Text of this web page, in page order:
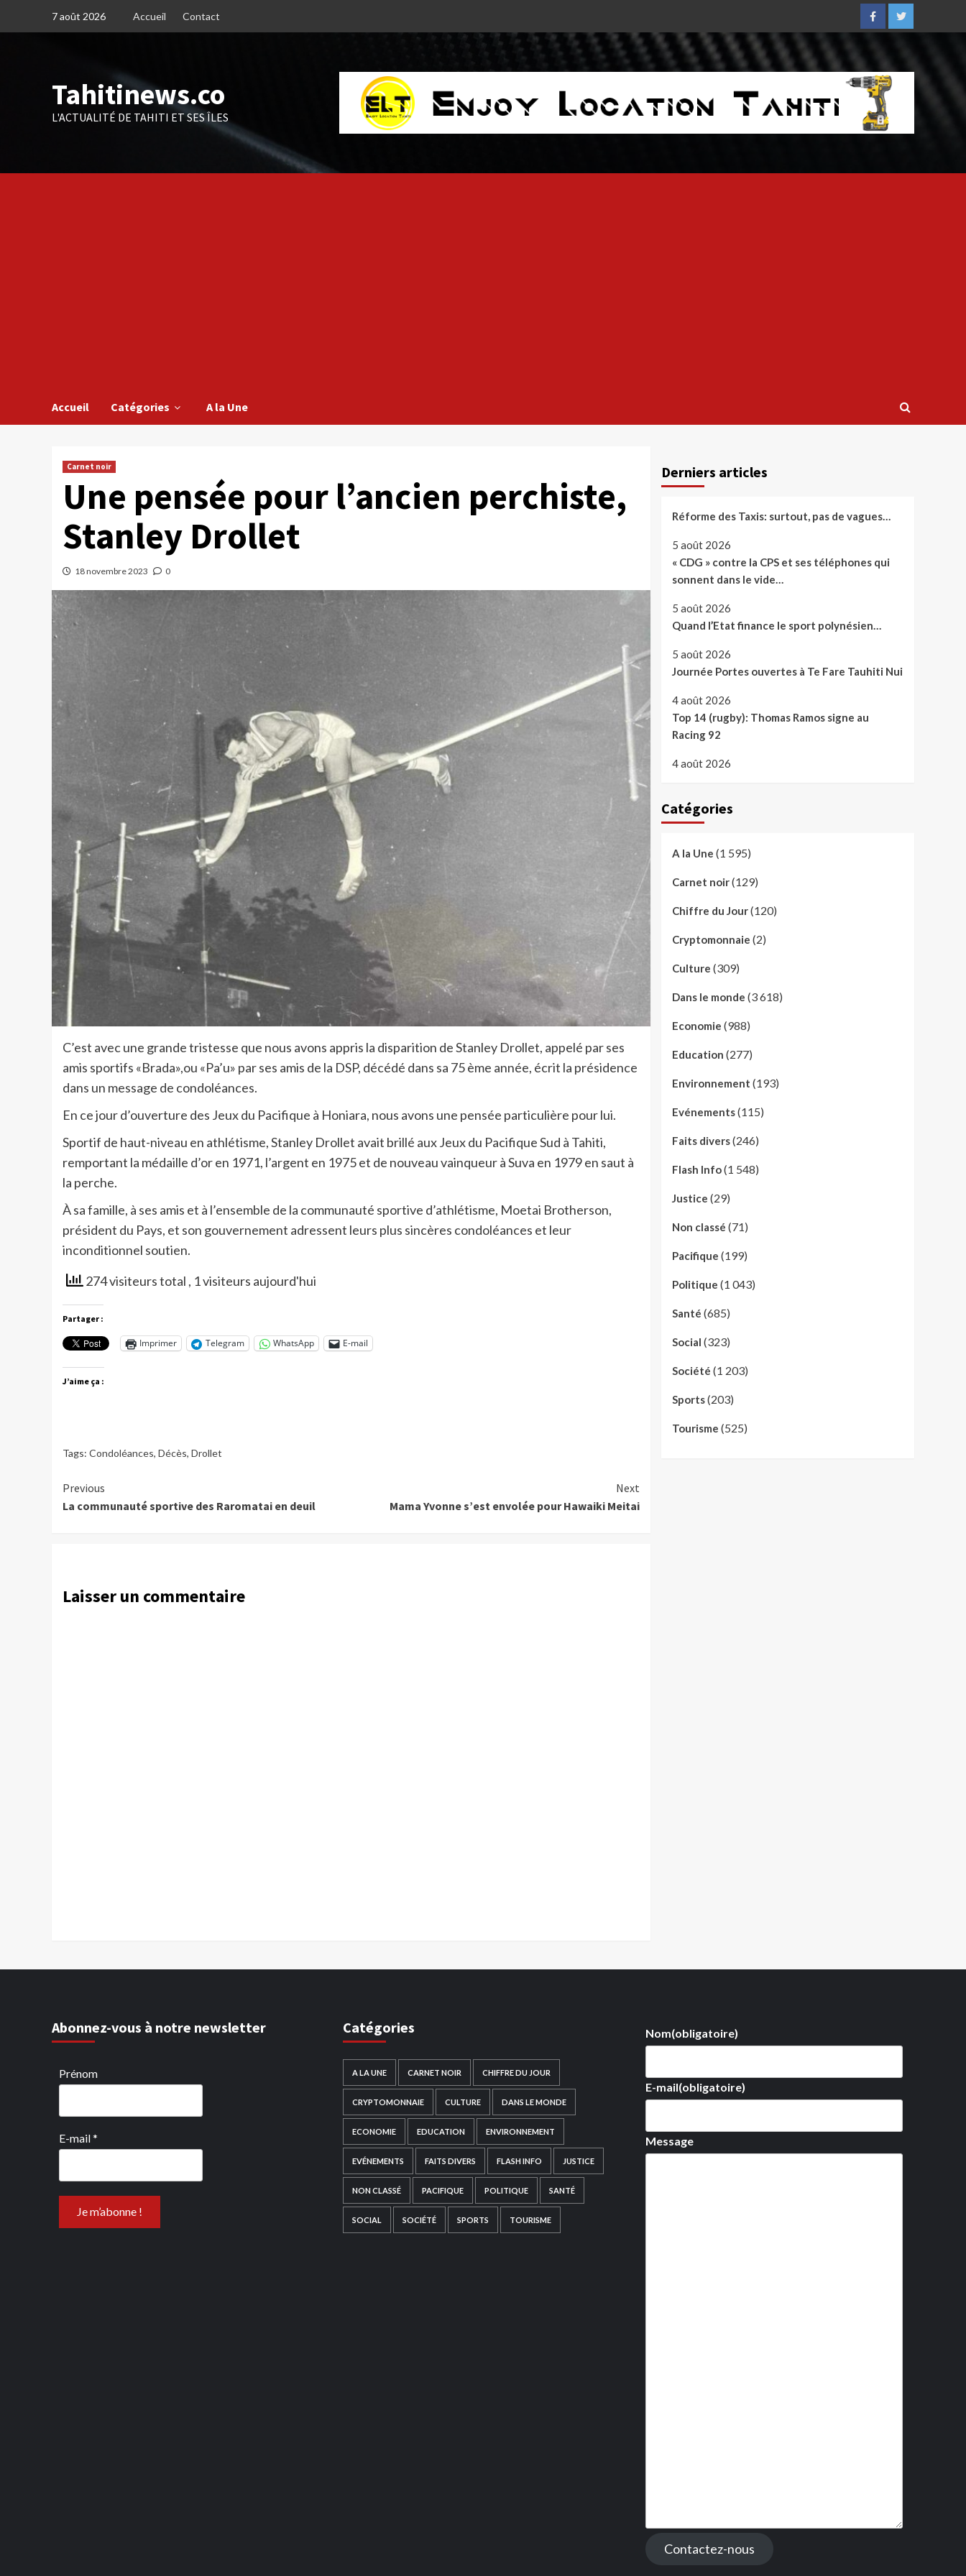
7 août 2026 Accueil Contact
FacebookTwitter
Tahitinews.co
L'ACTUALITÉ DE TAHITI ET SES ÎLES
Accueil Catégories A la Une
Carnet noir
Une pensée pour l’ancien perchiste,
Stanley Drollet
18 novembre 2023 0
C’est avec une grande tristesse que nous avons appris la disparition de Stanley Drollet, appelé par ses
amis sportifs «Brada»,ou «Pa’u» par ses amis de la DSP, décédé dans sa 75 ème année, écrit la présidence
dans un message de condoléances.
En ce jour d’ouverture des Jeux du Pacifique à Honiara, nous avons une pensée particulière pour lui.
Sportif de haut-niveau en athlétisme, Stanley Drollet avait brillé aux Jeux du Pacifique Sud à Tahiti,
remportant la médaille d’or en 1971, l’argent en 1975 et de nouveau vainqueur à Suva en 1979 en saut à
la perche.
À sa famille, à ses amis et à l’ensemble de la communauté sportive d’athlétisme, Moetai Brotherson,
président du Pays, et son gouvernement adressent leurs plus sincères condoléances et leur
inconditionnel soutien.
274 visiteurs total , 1 visiteurs aujourd'hui
Partager :
Imprimer Telegram WhatsApp E-mail
J’aime ça :
Tags: Condoléances, Décès, Drollet
Continue
Reading
Previous
La communauté sportive des Raromatai en deuil
Next
Mama Yvonne s’est envolée pour Hawaiki Meitai
Laisser un commentaire
Derniers articles
Réforme des Taxis: surtout, pas de vagues…
5 août 2026
« CDG » contre la CPS et ses téléphones qui
sonnent dans le vide…
5 août 2026
Quand l’Etat finance le sport polynésien…
5 août 2026
Journée Portes ouvertes à Te Fare Tauhiti Nui
4 août 2026
Top 14 (rugby): Thomas Ramos signe au
Racing 92
4 août 2026
Catégories
A la Une (1 595)
Carnet noir(129)
Chiffre du Jour(120)
Cryptomonnaie (2)
Culture (309)
Dans le monde (3 618)
Economie (988)
Education (277)
Environnement (193)
Evénements(115)
Faits divers(246)
Flash Info(1 548)
Justice (29)
Non classé (71)
Pacifique (199)
Politique (1 043)
Santé (685)
Social (323)
Société (1 203)
Sports(203)
Tourisme (525)
Abonnez-vous à notre newsletter
Prénom
E-mail*
Catégories
A LA UNE CARNET NOIR CHIFFRE DU JOUR
CRYPTOMONNAIE CULTURE DANS LE MONDE
ECONOMIE EDUCATION ENVIRONNEMENT
EVÉNEMENTS FAITS DIVERS FLASH INFO JUSTICE
NON CLASSÉ PACIFIQUE POLITIQUE SANTÉ
SOCIAL SOCIÉTÉ SPORTS TOURISME
Nom(obligatoire)
E-mail(obligatoire)
Message
Contactez-nous